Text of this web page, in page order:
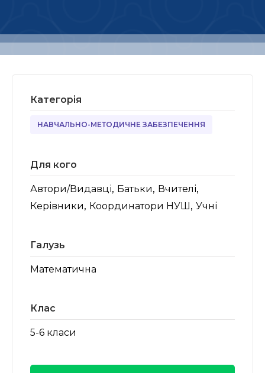
Категорія
НАВЧАЛЬНО-МЕТОДИЧНЕ ЗАБЕЗПЕЧЕННЯ
Для кого
Автори/Видавці, Батьки, Вчителі,
Керівники, Координатори НУШ, Учні
Галузь
Математична
Клас
5-6 класи